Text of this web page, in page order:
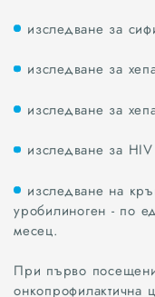
изследване за
изследване за
изследване за
изследване за
изследване на
уробилиноген - по
месец.
При първо
онкопрофилактична